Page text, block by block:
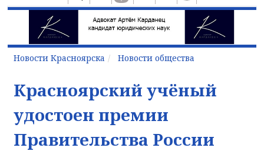
Новости Красноярска Новости общества
Красноярский учёный
удостоен премии
Правительства России